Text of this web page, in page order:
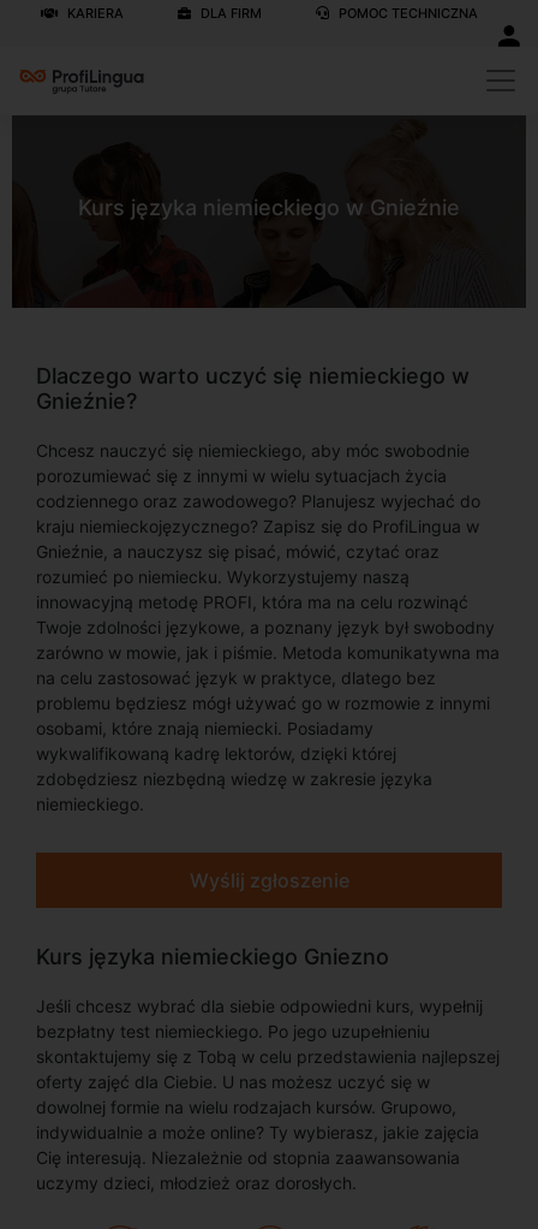
KARIERA DLA FIRM POMOC TECHNICZNA
Kurs języka niemieckiego w Gnieźnie
Dlaczego warto uczyć się niemieckiego w
Gnieźnie?
Chcesz nauczyć się niemieckiego, aby móc swobodnie
porozumiewać się z innymi w wielu sytuacjach życia
codziennego oraz zawodowego? Planujesz wyjechać do
kraju niemieckojęzycznego? Zapisz się do ProfiLingua w
Gnieźnie, a nauczysz się pisać, mówić, czytać oraz
rozumieć po niemiecku. Wykorzystujemy naszą
innowacyjną metodę PROFI, która ma na celu rozwinąć
Twoje zdolności językowe, a poznany język był swobodny
zarówno w mowie, jak i piśmie. Metoda komunikatywna ma
na celu zastosować język w praktyce, dlatego bez
problemu będziesz mógł używać go w rozmowie z innymi
osobami, które znają niemiecki. Posiadamy
wykwalifikowaną kadrę lektorów, dzięki której
zdobędziesz niezbędną wiedzę w zakresie języka
niemieckiego.
Wyślij zgłoszenie
Kurs języka niemieckiego Gniezno
Jeśli chcesz wybrać dla siebie odpowiedni kurs, wypełnij
bezpłatny test niemieckiego. Po jego uzupełnieniu
skontaktujemy się z Tobą w celu przedstawienia najlepszej
oferty zajęć dla Ciebie. U nas możesz uczyć się w
dowolnej formie na wielu rodzajach kursów. Grupowo,
indywidualnie a może online? Ty wybierasz, jakie zajęcia
Cię interesują. Niezależnie od stopnia zaawansowania
uczymy dzieci, młodzież oraz dorosłych.